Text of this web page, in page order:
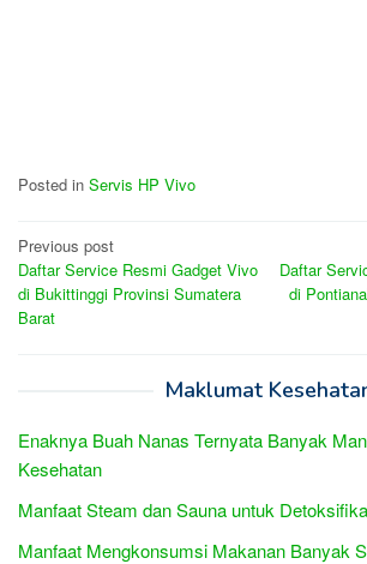
Posted in Servis HP Vivo
Post
navigation
Previous post
Daftar Service Resmi Gadget Vivo
di Bukittinggi Provinsi Sumatera
Barat
Daftar
di
Maklumat
Enaknya Buah Nanas Ternyata Banyak
Kesehatan
Manfaat Steam dan Sauna untuk
Manfaat Mengkonsumsi Makanan Banyak